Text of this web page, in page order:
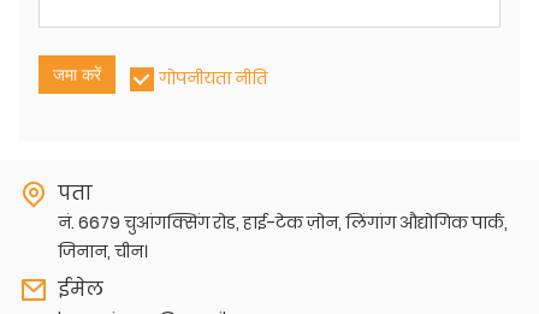
जमा करें गोपनीयता नीति
पता
नं. 6679 चुआंगक्सिंग रोड, हाई-टेक ज़ोन, लिंगांग औद्योगिक पार्क,
जिनान, चीन।
ईमेल